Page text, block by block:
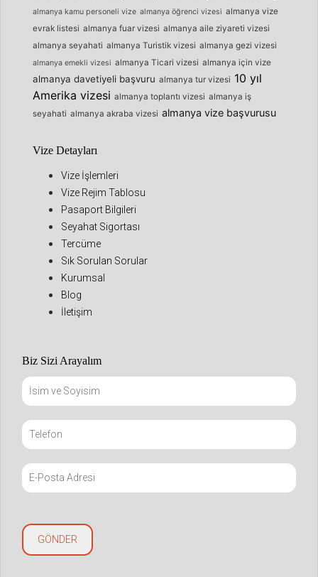
almanya kamu personeli vize almanya öğrenci vizesi almanya vize
evrak listesi almanya fuar vizesi almanya aile ziyareti vizesi
almanya seyahati almanya Turistik vizesi almanya gezi vizesi
almanya emekli vizesi almanya Ticari vizesi almanya için vize
almanya davetiyeli başvuru almanya tur vizesi 10 yıl
Amerika vizesi almanya toplantı vizesi almanya iş
seyahati almanya akraba vizesi almanya vize başvurusu
Vize Detayları
Vize İşlemleri
Vize Rejim Tablosu
Pasaport Bilgileri
Seyahat Sigortası
Tercüme
Sık Sorulan Sorular
Kurumsal
Blog
İletişim
Biz Sizi Arayalım